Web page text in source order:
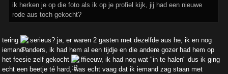
ik herken je op die foto als ik op je profiel kijk, jij had een nieuwe
rode aus toch gekocht?
tering
serieus? ja, er waren 2 gasten met dezelfde aus he, ik en nog
iemand anders, ik had hem al een tijdje en die andere gozer had hem op
het feesie zelf gekocht
ffieeuw, ik had nog wat "in te halen" dus ik ging
echt een beetje té hard, was echt vaag dat ik iemand zag staan met